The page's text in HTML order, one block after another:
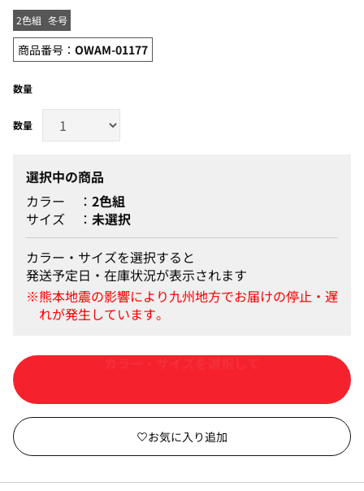
2色組 冬号
商品番号： OWAM-01177
数量
選択中の商品
カラー
2色組
サイズ
未選択
カラー・サイズを選択すると
発送予定日・在庫状況が表示されます